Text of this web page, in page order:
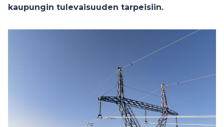
kaupungin tulevaisuuden tarpeisiin.